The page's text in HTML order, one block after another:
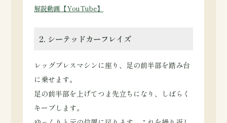
解説動画【YouTube】
2. シーテッドカーフレイズ
レッグプレスマシンに座り、足の前半部を踏み台
に乗せます。
足の前半部を上げてつま先立ちになり、しばらく
キープします。